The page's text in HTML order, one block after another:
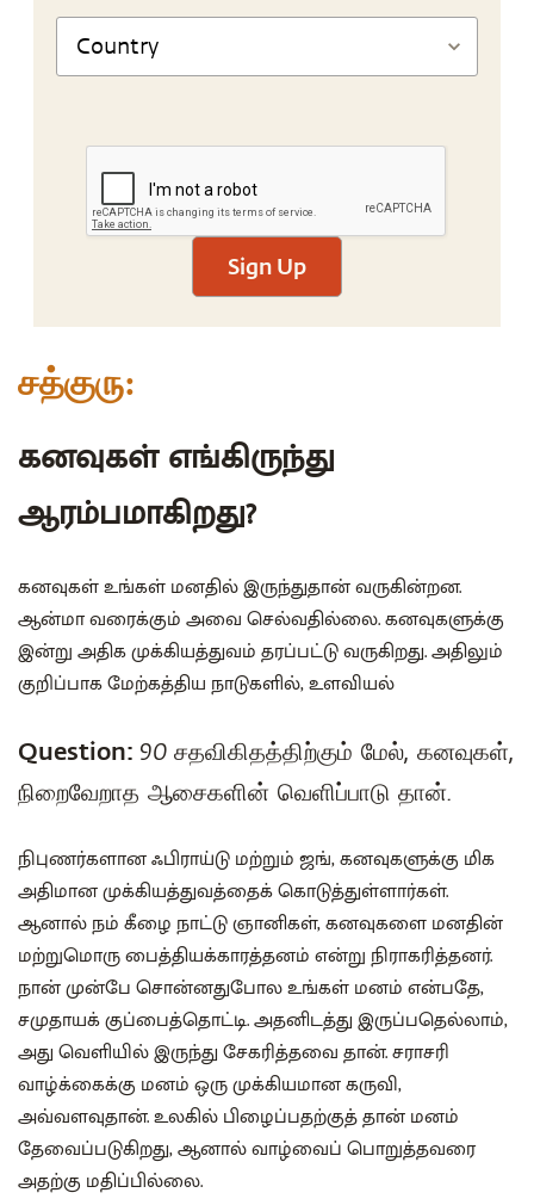
Sign Up
சத்குரு:
கனவுகள் எங்கிருந்து
ஆரம்பமாகிறது?
கனவுகள் உங்கள் மனதில் இருந்துதான் வருகின்றன.
ஆன்மா வரைக்கும் அவை செல்வதில்லை. கனவுகளுக்கு
இன்று அதிக முக்கியத்துவம் தரப்பட்டு வருகிறது. அதிலும்
குறிப்பாக மேற்கத்திய நாடுகளில், உளவியல்
Question: 90 சதவிகிதத்திற்கும் மேல், கனவுகள்,
நிறைவேறாத ஆசைகளின் வெளிப்பாடு தான்.
நிபுணர்களான ஃபிராய்டு மற்றும் ஜங், கனவுகளுக்கு மிக
அதிமான முக்கியத்துவத்தைக் கொடுத்துள்ளார்கள்.
ஆனால் நம் கீழை நாட்டு ஞானிகள், கனவுகளை மனதின்
மற்றுமொரு பைத்தியக்காரத்தனம் என்று நிராகரித்தனர்.
நான் முன்பே சொன்னதுபோல உங்கள் மனம் என்பதே,
சமுதாயக் குப்பைத்தொட்டி. அதனிடத்து இருப்பதெல்லாம்,
அது வெளியில் இருந்து சேகரித்தவை தான். சராசரி
வாழ்க்கைக்கு மனம் ஒரு முக்கியமான கருவி,
அவ்வளவுதான். உலகில் பிழைப்பதற்குத் தான் மனம்
தேவைப்படுகிறது, ஆனால் வாழ்வைப் பொறுத்தவரை
அதற்கு மதிப்பில்லை.